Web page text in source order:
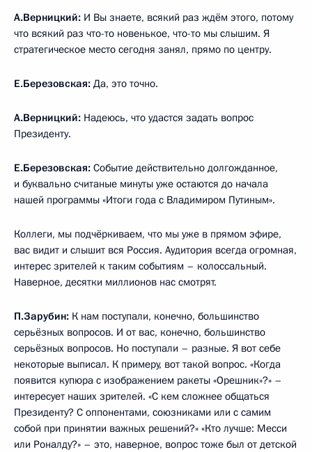
А.Верницкий: И Вы знаете, всякий раз ждём этого, потому
что всякий раз что-то новенькое, что-то мы слышим. Я
стратегическое место сегодня занял, прямо по центру.
Е.Березовская: Да, это точно.
А.Верницкий: Надеюсь, что удастся задать вопрос
Президенту.
Е.Березовская: Событие действительно долгожданное,
и буквально считаные минуты уже остаются до начала
нашей программы «Итоги года с Владимиром Путиным».
Коллеги, мы подчёркиваем, что мы уже в прямом эфире,
вас видит и слышит вся Россия. Аудитория всегда огромная,
интерес зрителей к таким событиям – колоссальный.
Наверное, десятки миллионов нас смотрят.
П.Зарубин: К нам поступали, конечно, большинство
серьёзных вопросов. И от вас, конечно, большинство
серьёзных вопросов. Но поступали – разные. Я вот себе
некоторые выписал. К примеру, вот такой вопрос. «Когда
появится купюра с изображением ракеты «Орешник»?» –
интересует наших зрителей. «С кем сложнее общаться
Президенту? С оппонентами, союзниками или с самим
собой при принятии важных решений?» «Кто лучше: Месси
или Роналду?» – это, наверное, вопрос тоже был от детской